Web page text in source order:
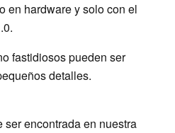
en hardware y solo con el
fastidiosos pueden ser
detalles.
ser encontrada en nuestra